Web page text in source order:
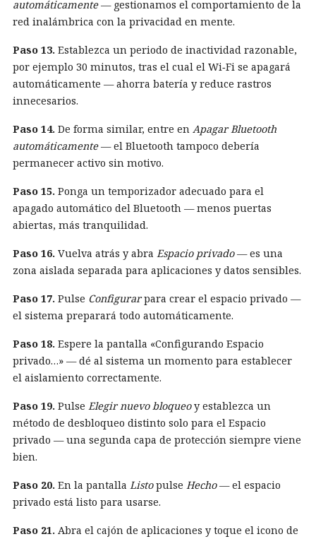
automáticamente— gestionamos el comportamiento de la
red inalámbrica con la privacidad en mente.
Paso 13. Establezca un periodo de inactividad razonable,
por ejemplo 30 minutos, tras el cual el Wi‑Fi se apagará
automáticamente — ahorra batería y reduce rastros
innecesarios.
Paso 14. De forma similar, entre en Apagar Bluetooth
automáticamente— el Bluetooth tampoco debería
permanecer activo sin motivo.
Paso 15. Ponga un temporizador adecuado para el
apagado automático del Bluetooth — menos puertas
abiertas, más tranquilidad.
Paso 16. Vuelva atrás y abra Espacio privado— es una
zona aislada separada para aplicaciones y datos sensibles.
Paso 17. Pulse Configurarpara crear el espacio privado —
el sistema preparará todo automáticamente.
Paso 18. Espere la pantalla «Configurando Espacio
privado…» — dé al sistema un momento para establecer
el aislamiento correctamente.
Paso 19. Pulse Elegir nuevo bloqueoy establezca un
método de desbloqueo distinto solo para el Espacio
privado — una segunda capa de protección siempre viene
bien.
Paso 20. En la pantalla Listopulse Hecho— el espacio
privado está listo para usarse.
Paso 21. Abra el cajón de aplicaciones y toque el icono de